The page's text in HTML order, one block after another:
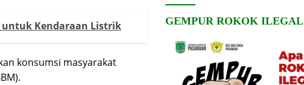
untuk Kendaraan Listrik
konsumsi masyarakat
GEMPUR ROKOK ILEGAL